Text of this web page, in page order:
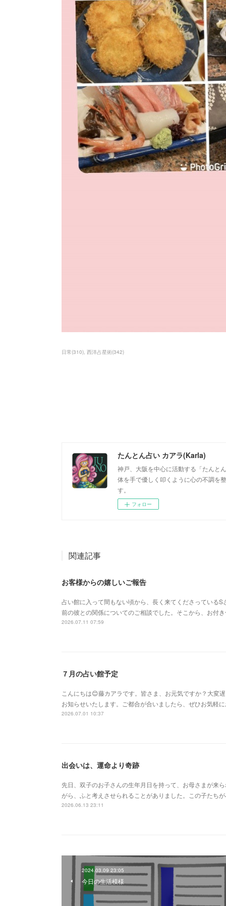
日常(310) 西洋占星術(342)
たんとん占い カアラ(Karla)
神戸、大阪を中心に活動する「たんと
体を手で優しく叩くように心の不調を
す。
フォロー
関連記事
お客様からの嬉しいご報告
占い館に入って間もない頃から、長く来てくださっている
前の彼との関係についてのご相談でした。そこから、お付
2026.07.11 07:59
７月の占い館予定
こんにちは😊藤カアラです。皆さま、お元気ですか？大変
お知らせいたします。ご都合が合いましたら、ぜひお気軽
2026.07.01 10:37
出会いは、運命より奇跡
先日、双子のお子さんの生年月日を持って、お母さまが来
がら、ふと考えさせられることがありました。この子たち
2026.06.13 23:11
2024.03.09 23:05
今日の生活模様